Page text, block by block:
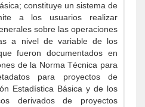
constituye un sistema de
a los usuarios realizar
sobre las operaciones
a nivel de variable de los
fueron documentados en
de la Norma Técnica para
para proyectos de
Estadística Básica y de los
derivados de proyectos